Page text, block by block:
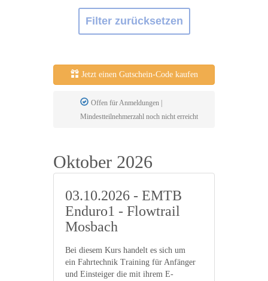
Filter zurücksetzen
Jetzt einen Gutschein-Code kaufen
Offen für Anmeldungen |
Mindestteilnehmerzahl noch nicht erreicht
Oktober 2026
03.10.2026 - EMTB
Enduro1 - Flowtrail
Mosbach
Bei diesem Kurs handelt es sich um
ein Fahrtechnik Training für Anfänger
und Einsteiger die mit ihrem E-